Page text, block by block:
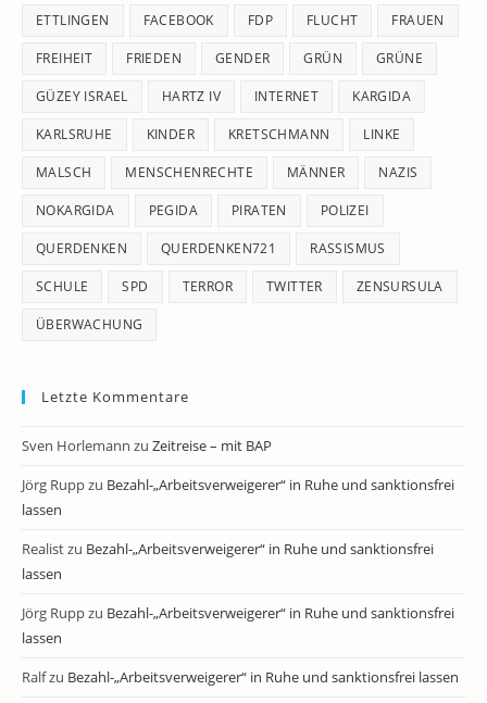
ETTLINGEN FACEBOOK FDP FLUCHT FRAUEN
FREIHEIT FRIEDEN GENDER GRÜN GRÜNE
GÜZEY ISRAEL HARTZ IV INTERNET KARGIDA
KARLSRUHE KINDER KRETSCHMANN LINKE
MALSCH MENSCHENRECHTE MÄNNER NAZIS
NOKARGIDA PEGIDA PIRATEN POLIZEI
QUERDENKEN QUERDENKEN721 RASSISMUS
SCHULE SPD TERROR TWITTER ZENSURSULA
ÜBERWACHUNG
Letzte Kommentare
Sven Horlemann zu Zeitreise – mit BAP
Jörg Ruppzu Bezahl-„Arbeitsverweigerer“ in Ruhe und sanktionsfrei
lassen
Realistzu Bezahl-„Arbeitsverweigerer“ in Ruhe und sanktionsfrei
lassen
Jörg Ruppzu Bezahl-„Arbeitsverweigerer“ in Ruhe und sanktionsfrei
lassen
Ralfzu Bezahl-„Arbeitsverweigerer“ in Ruhe und sanktionsfrei lassen